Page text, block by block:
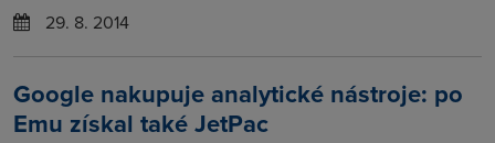
29. 8. 2014
Google nakupuje analytické nástroje: po
Emu získal také JetPac